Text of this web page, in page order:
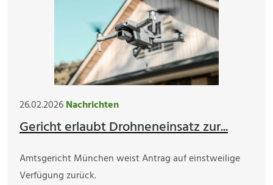
26.02.2026Nachrichten
Gericht erlaubt Drohneneinsatz zur...
Amtsgericht München weist Antrag auf einstweilige
Verfügung zurück.